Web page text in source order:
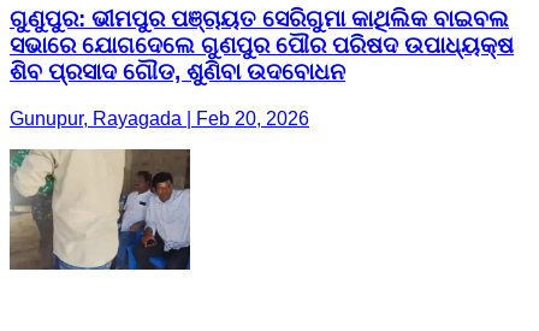
ଗୁଣୁପୁର: ଭୀମପୁର ପଞ୍ଚାୟତ ସେରିଗୁମା କାଥିଲିକ ବାଇବଲ
ସଭାରେ ଯୋଗଦେଲେ ଗୁଣପୁର ପୌର ପରିଷଦ ଉପାଧ୍ୟକ୍ଷ
ଶିବ ପ୍ରସାଦ ଗୌଡ, ଶୁଣିବା ଉଦବୋଧନ
Gunupur, Rayagada | Feb 20, 2026